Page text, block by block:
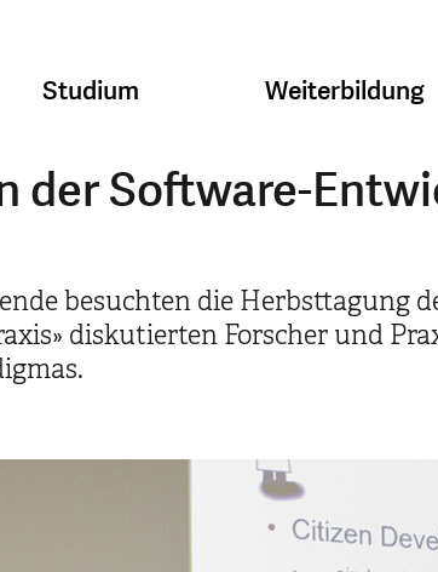
Studium Weiterbildung
der Software-
besuchten die Herbsttagung
diskutierten Forscher und